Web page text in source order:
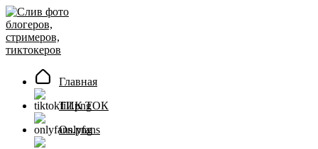
Перейти
к
содержимому
Главная
ТИК ТОК
Onlyfans